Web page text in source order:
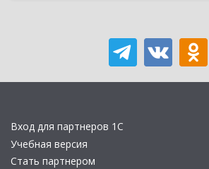
Вход для партнеров 1С
Учебная версия
Стать партнером